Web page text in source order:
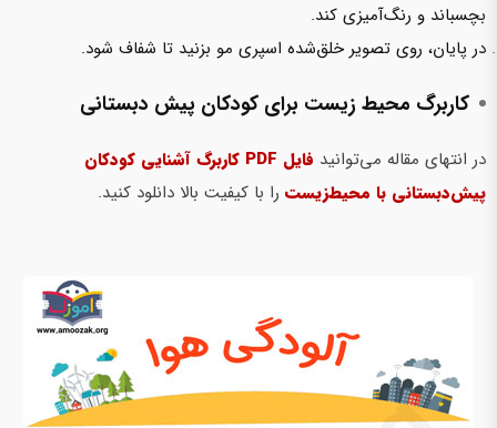
بچسباند و رنگ‌آمیزی کند.
در پایان، روی تصویر خلق‌شده اسپری مو بزنید تا شفاف شود.
کاربرگ محیط‌ زیست برای کودکان پیش‌ دبستانی
در انتهای مقاله می‌توانید
فایل PDF کاربرگ آشنایی کودکان
پیش‌دبستانی با محیط‌زیست را با کیفیت بالا دانلود کنید.